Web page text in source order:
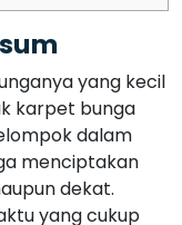
yang kecil
karpet bunga
dalam
menciptakan
dekat.
yang cukup